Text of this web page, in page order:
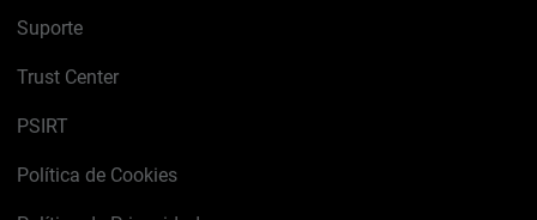
Suporte
Trust Center
PSIRT
Política de Cookies